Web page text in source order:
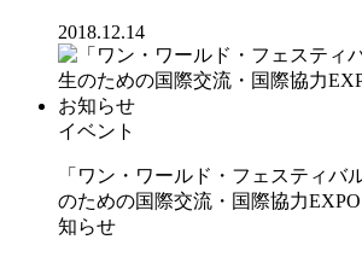
2018.12.14
イベント
「ワン・ワールド・フェスティバ
のための国際交流・国際協力
知らせ